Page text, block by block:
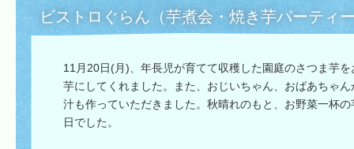
ビストロぐらん（芋煮会・焼き芋パーティ
11月20日(月)、年長児が育てて収穫した園庭のさつま芋
芋にしてくれました。また、おじいちゃん、おばあちゃ
汁も作っていただきました。秋晴れのもと、お野菜一杯
日でした。